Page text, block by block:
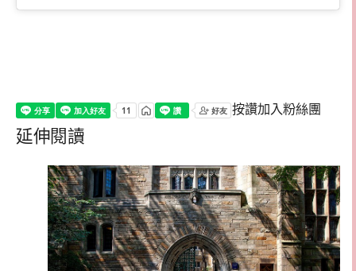
按讚加入粉絲團
延伸閱讀